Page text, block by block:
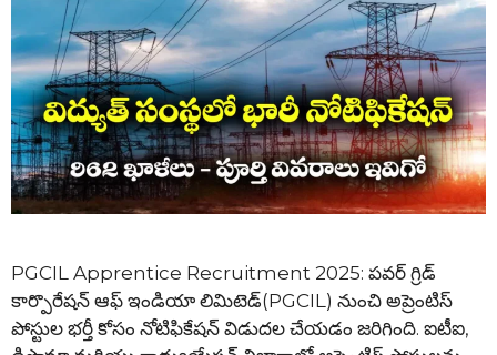
PGCIL Apprentice Recruitment 2025: పవర్ గ్రిడ్
కార్పొరేషన్ ఆఫ్ ఇండియా లిమిటెడ్(PGCIL) నుంచి అప్రెంటిస్
పోస్టుల భర్తీ కోసం నోటిఫికేషన్ విడుదల చేయడం జరిగింది. ఐటీఐ,